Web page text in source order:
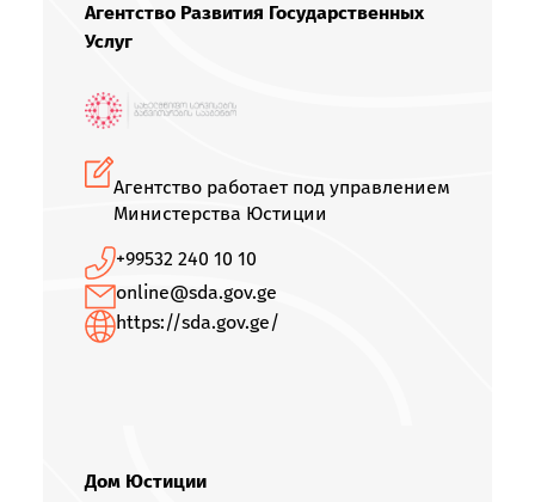
Агентство Развития Государственных
Услуг
Агентство работает под управлением
Министерства Юстиции
+99532 240 10 10
online@sda.gov.ge
https://sda.gov.ge/
Дом Юстиции